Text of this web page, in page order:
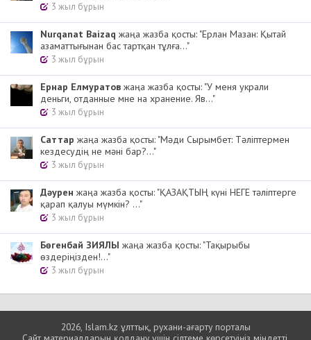
3 жыл бұрын
Nurqanat Baizaq жаңа жазба қосты: "Ерлан Мазан: Қытай
азаматтығынан бас тартқан тұлға..."
3 жыл бұрын
Ернар Елмуратов жаңа жазба қосты: "У меня украли
деньги, отданные мне на хранение. Яв..."
3 жыл бұрын
Cаттар жаңа жазба қосты: "Мәди Сырымбет: Тәліптермен
кездесудің не мәні бар?..."
3 жыл бұрын
Дәурен жаңа жазба қосты: "ҚАЗАҚТЫҢ күні НЕГЕ тәліптерге
қарап қалуы мүмкін? ..."
3 жыл бұрын
Бөгенбай ЗИЯЛЫ жаңа жазба қосты: "Тақырыбы
өздеріңізден!..."
3 жыл бұрын
2026, Islam.kz ұлттық, рухани-ағарту порталы